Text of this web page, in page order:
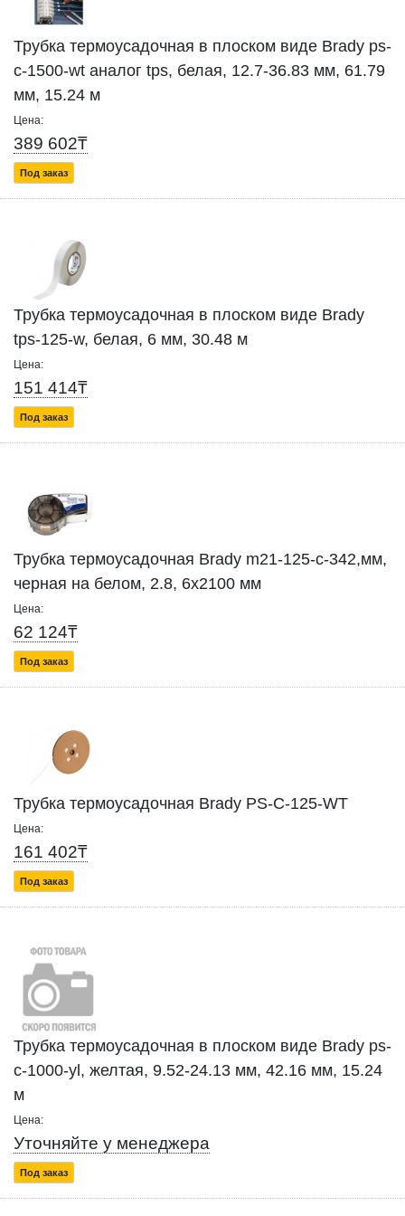
Трубка термоусадочная в плоском виде Brady ps-
c-1500-wt аналог tps, белая, 12.7-36.83 мм, 61.79
мм, 15.24 м
Цена:
389 602₸
Под заказ
Трубка термоусадочная в плоском виде Brady
tps-125-w, белая, 6 мм, 30.48 м
Цена:
151 414₸
Под заказ
Трубка термоусадочная Brady m21-125-c-342,мм,
черная на белом, 2.8, 6x2100 мм
Цена:
62 124₸
Под заказ
Трубка термоусадочная Brady PS-C-125-WT
Цена:
161 402₸
Под заказ
Трубка термоусадочная в плоском виде Brady ps-
c-1000-yl, желтая, 9.52-24.13 мм, 42.16 мм, 15.24
м
Цена:
Уточняйте у менеджера
Под заказ